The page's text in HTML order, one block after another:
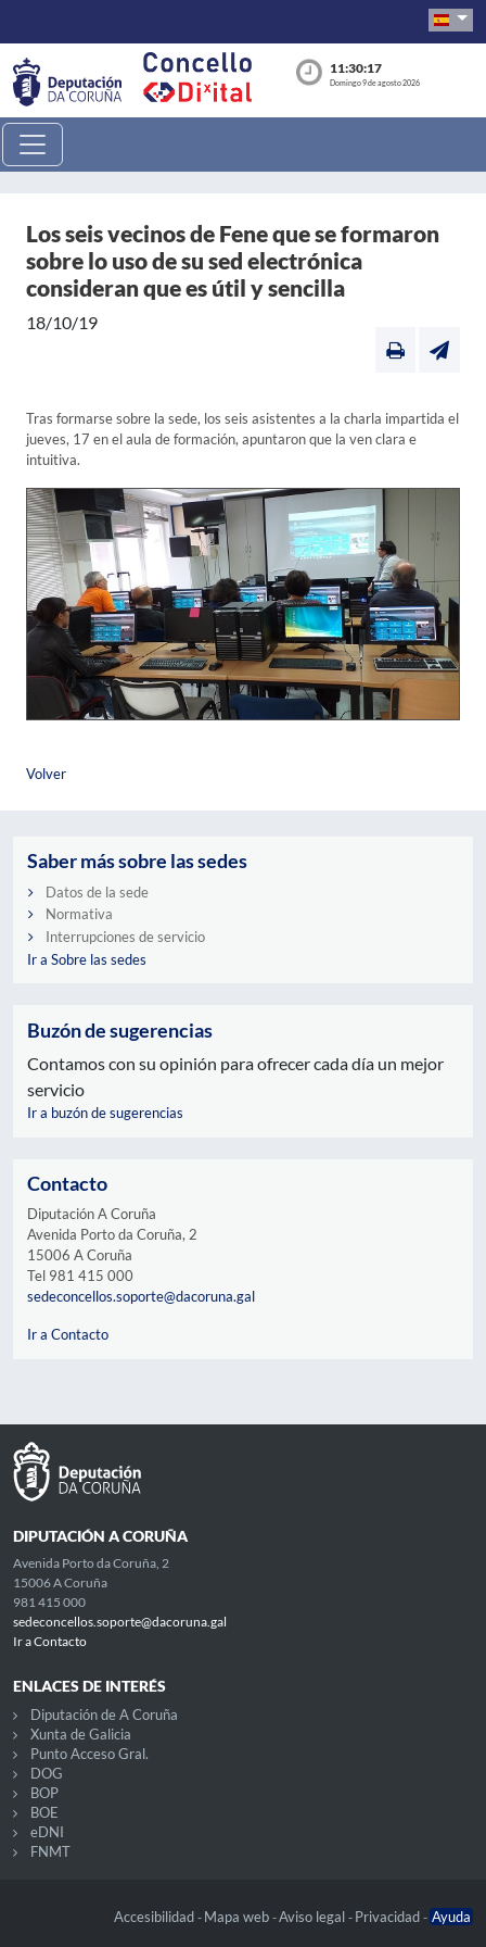
11:30:17
Domingo 9 de agosto 2026
Los seis vecinos de Fene que se formaron
sobre lo uso de su sed electrónica
consideran que es útil y sencilla
18/10/19
Tras formarse sobre la sede, los seis asistentes a la charla impartida el
jueves, 17 en el aula de formación, apuntaron que la ven clara e
intuitiva.
Volver
Saber más sobre las sedes
Datos de la sede
Normativa
Interrupciones de servicio
Ir a Sobre las sedes
Buzón de sugerencias
Contamos con su opinión para ofrecer cada día un mejor
servicio
Ir a buzón de sugerencias
Contacto
Diputación A Coruña
Avenida Porto da Coruña, 2
15006 A Coruña
Tel 981 415 000
sedeconcellos.soporte@dacoruna.gal
Ir a Contacto
DIPUTACIÓN A CORUÑA
Avenida Porto da Coruña, 2
15006 A Coruña
981 415 000
sedeconcellos.soporte@dacoruna.gal
Ir a Contacto
ENLACES DE INTERÉS
Diputación de A Coruña
Xunta de Galicia
Punto Acceso Gral.
DOG
BOP
BOE
eDNI
FNMT
Accesibilidad - Mapa web -Aviso legal - Privacidad - Ayuda